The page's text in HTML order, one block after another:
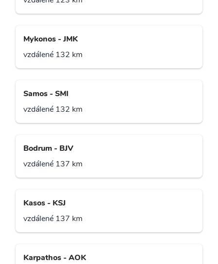
Mykonos - JMK
vzdálené 132 km
Samos - SMI
vzdálené 132 km
Bodrum - BJV
vzdálené 137 km
Kasos - KSJ
vzdálené 137 km
Karpathos - AOK